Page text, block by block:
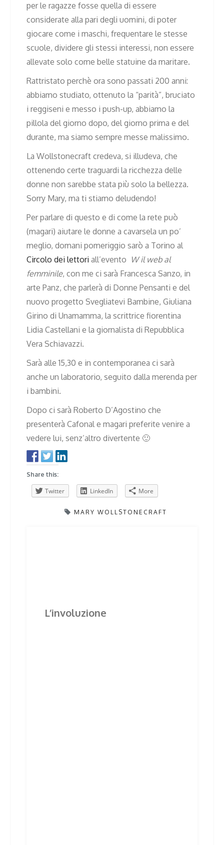
per le ragazze fosse quella di essere
considerate alla pari degli uomini, di poter
giocare come i maschi, frequentare le stesse
scuole, dividere gli stessi interessi, non essere
allevate solo come belle statuine da maritare.
Rattristato perchè ora sono passati 200 anni:
abbiamo studiato, ottenuto la “parità”, bruciato
i reggiseni e messo i push-up, abbiamo la
pillola del giorno dopo, del giorno prima e del
durante, ma siamo sempre messe malissimo.
La Wollstonecraft credeva, si illudeva, che
ottenendo certe traguardi la ricchezza delle
donne non sarebbe stata più solo la bellezza.
Sorry Mary, ma ti stiamo deludendo!
Per parlare di questo e di come la rete può
(magari) aiutare le donne a cavarsela un po’
meglio, domani pomeriggio sarò a Torino al
Circolo dei lettori all’evento W il web al
femminile, con me ci sarà Francesca Sanzo, in
arte Panz, che parlerà di Donne Pensanti e del
nuovo progetto Svegliatevi Bambine, Giuliana
Girino di Unamamma, la scrittrice fiorentina
Lidia Castellani e la giornalista di Repubblica
Vera Schiavazzi.
Sarà alle 15,30 e in contemporanea ci sarà
anche un laboratorio, seguito dalla merenda per
i bambini.
Dopo ci sarà Roberto D’Agostino che
presenterà Cafonal e magari preferite venire a
vedere lui, senz’altro divertente 🙂
Share this:
Twitter LinkedIn More
MARY WOLLSTONECRAFT
L’involuzione